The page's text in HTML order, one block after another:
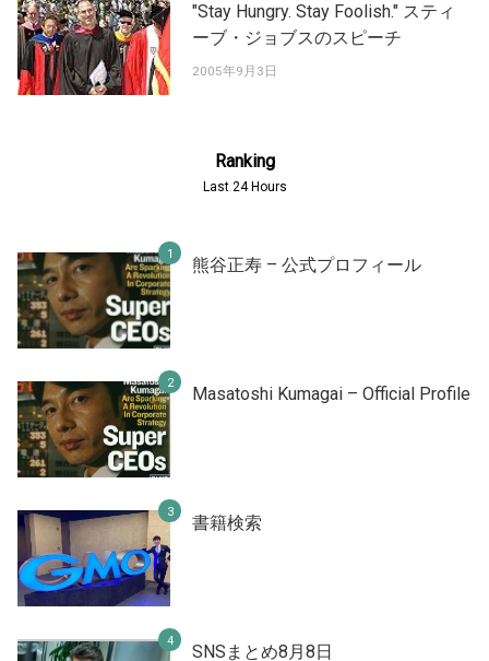
"Stay Hungry. Stay Foolish." スティ
ーブ・ジョブスのスピーチ
2005年9月3日
Ranking
Last 24 Hours
熊谷正寿 – 公式プロフィール
Masatoshi Kumagai – Official Profile
書籍検索
SNSまとめ8月8日